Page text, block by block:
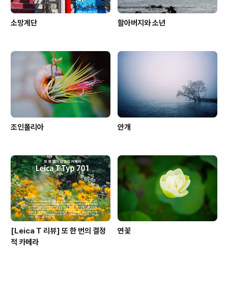
소망계단 할아버지와 소년
조인폴리아 안개
[Leica T 리뷰] 또 한 번의 결정
적 카메라
연꽃